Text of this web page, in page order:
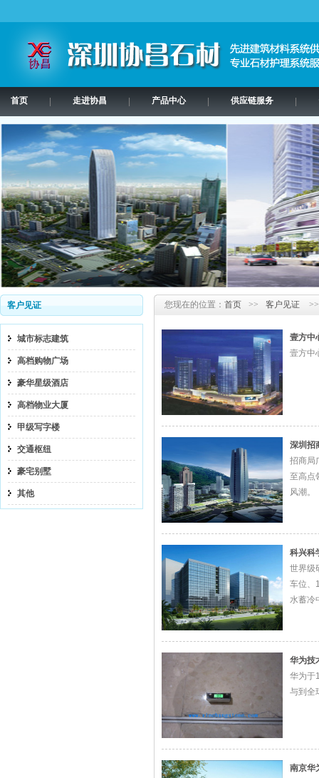
首页 走进协昌 产品中心 供应链服务
客户见证
城市标志建筑
高档购物广场
豪华星级酒店
高档物业大厦
甲级写字楼
交通枢纽
豪宅别墅
其他
您现在的位置： 首页 >> 客户见证 >>
壹方中
壹方中
深圳招
招商局
至高点
风潮。
科兴科
世界级
车位、
水蓄冷
华为技
华为于
与到全
南京华